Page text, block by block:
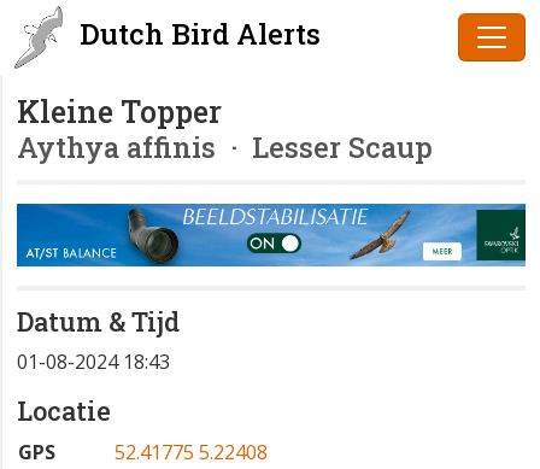
Dutch Bird Alerts
Kleine Topper
Aythya affinis · Lesser Scaup
Datum & Tijd
01-08-2024 18:43
Locatie
GPS
52.41775 5.22408